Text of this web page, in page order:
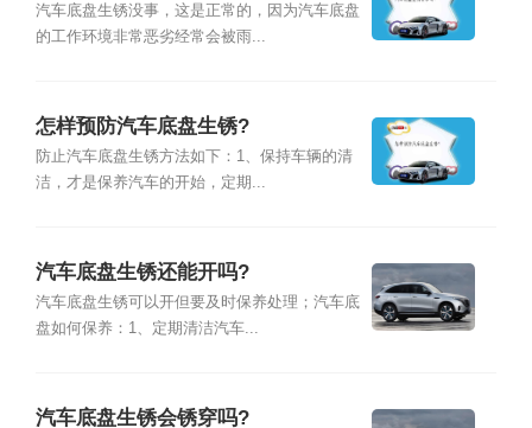
汽车底盘生锈没事，这是正常的，因为汽车底盘
的工作环境非常恶劣经常会被雨...
怎样预防汽车底盘生锈?
防止汽车底盘生锈方法如下：1、保持车辆的清
洁，才是保养汽车的开始，定期...
汽车底盘生锈还能开吗?
汽车底盘生锈可以开但要及时保养处理；汽车底
盘如何保养：1、定期清洁汽车...
汽车底盘生锈会锈穿吗?